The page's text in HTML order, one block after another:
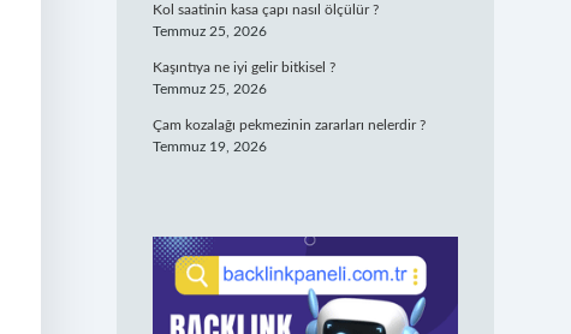
Kol saatinin kasa çapı nasıl ölçülür ?
Temmuz 25, 2026
Kaşıntıya ne iyi gelir bitkisel ?
Temmuz 25, 2026
Çam kozalağı pekmezinin zararları nelerdir ?
Temmuz 19, 2026